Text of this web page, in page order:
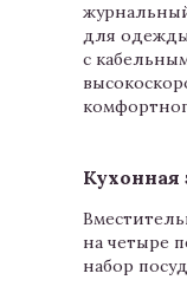
для
с
Кухонная
на четыре
набор